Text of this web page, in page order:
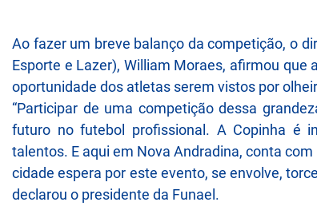
Ao fazer um breve balanço da competição, o
Esporte e Lazer), William Moraes, afirmou
oportunidade dos atletas serem vistos por
“Participar de uma competição dessa
futuro no futebol profissional. A Copinha é
talentos. E aqui em Nova Andradina, conta
cidade espera por este evento, se envolve,
declarou o presidente da Funael.